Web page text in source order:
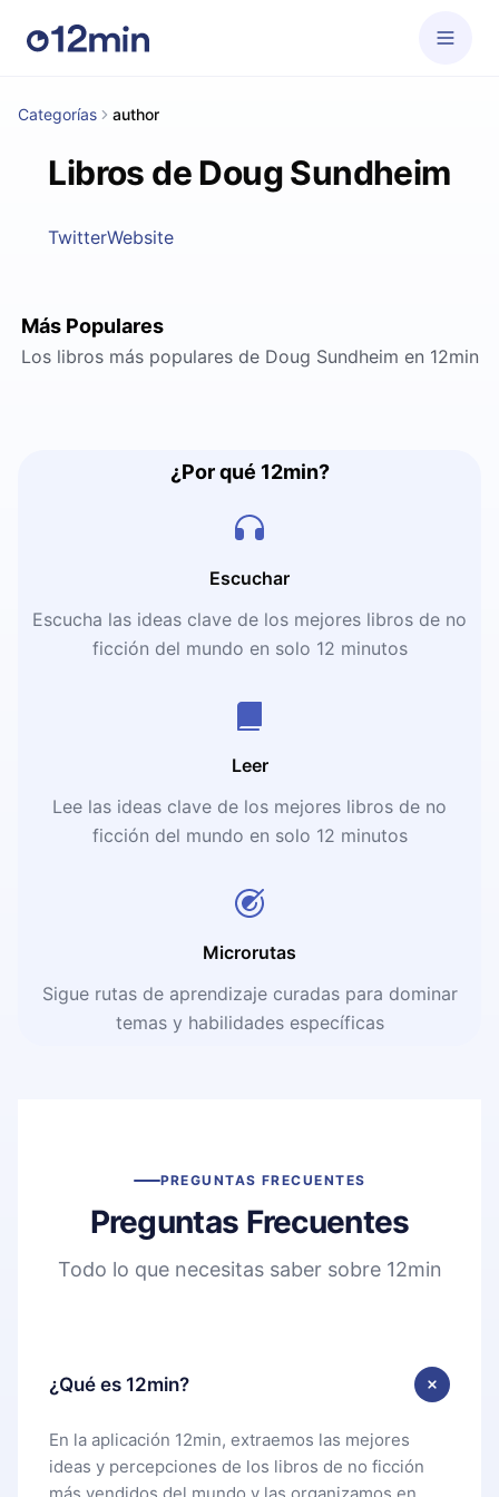
Categorías author
Libros de Doug Sundheim
TwitterWebsite
Más Populares
Los libros más populares de Doug Sundheim en 12min
¿Por qué 12min?
Escuchar
Escucha las ideas clave de los mejores libros de no
ficción del mundo en solo 12 minutos
Leer
Lee las ideas clave de los mejores libros de no
ficción del mundo en solo 12 minutos
Microrutas
Sigue rutas de aprendizaje curadas para dominar
temas y habilidades específicas
PREGUNTAS FRECUENTES
Preguntas Frecuentes
Todo lo que necesitas saber sobre 12min
¿Qué es 12min?
En la aplicación 12min, extraemos las mejores
ideas y percepciones de los libros de no ficción